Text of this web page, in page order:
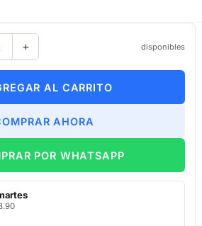
disponibles
AL CARRITO
AHORA
POR WHATSAPP